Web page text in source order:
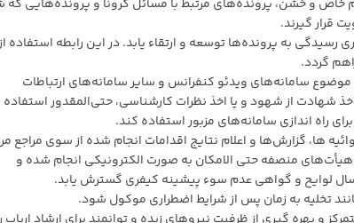
خاص و خشن، پرونده‌های مرتبط با مسائل کرونا و پرونده‌هایی که
قرار گیرند.
رسیدگی به پرونده‌ها توسعه و ارتقاء یابد. در این رابطه استفاده
گردد.
آیین دادرسی کیفری، موضوع سامانه‌های ویدئو کنفرانس و سایر سامانه‌های ارتباطات
شهادت از شهود و یا اخذ نظرات کارشناسی، حتی‌المقدور
راه اندازی سامانه‌های مزبور استفاده کند.
ها، گزارش‌ها و اعلام نتایج اقدامات انجام شده از سوی مراجع
منصفه حتی الامکان به صورت الکترونیکی انجام شده و
لوایح و گواهی عدم سوء پیشینه کیفری گسترش یابد.